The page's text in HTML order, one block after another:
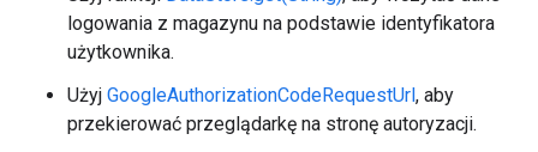
logowania z magazynu na podstawie identyfikatora
użytkownika.
Użyj GoogleAuthorizationCodeRequestUrl, aby
przekierować przeglądarkę na stronę autoryzacji.